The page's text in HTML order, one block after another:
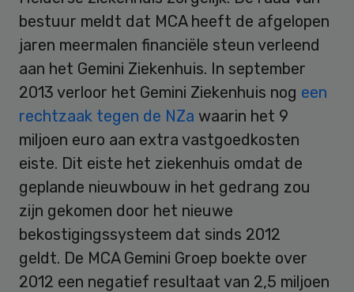
bestuur meldt dat MCA heeft de afgelopen
jaren meermalen financiële steun verleend
aan het Gemini Ziekenhuis. In september
2013 verloor het Gemini Ziekenhuis nog een
rechtzaak tegen de NZa waarin het 9
miljoen euro aan extra vastgoedkosten
eiste. Dit eiste het ziekenhuis omdat de
geplande nieuwbouw in het gedrang zou
zijn gekomen door het nieuwe
bekostigingssysteem dat sinds 2012
geldt. De MCA Gemini Groep boekte over
2012 een negatief resultaat van 2,5 miljoen